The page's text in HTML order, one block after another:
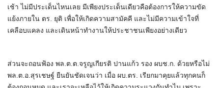
เช้า ไม่มีประเด็นไหนเลย มีเพียงประเด็นเดียวคือต้องการให้ความขัด
แย้งภายใน ตร. ยุติ เพื่อให้เกิดความสามัคคี และไม่มีความเข้าใจที่
เคลือบแคลง และเดินหน้าทำงานให้ประชาชนเพียงอย่างเดียว
ส่วนจะถอนฟ้อง พล.ต.ต.จรูญเกียรติ ปานแก้ว รอง ผบช.ก. ด้วยหรือไม่
พล.ต.อ.สุรเชษฐ์ ยืนยันชัดเจนว่า เมื่อ ผบ.ตร. เรียกมาคุยแล้วทุกคนก็